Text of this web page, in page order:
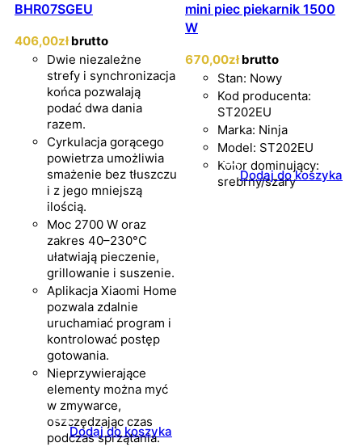
BHR07SGEU
406,00zł brutto
Dwie niezależne
strefy i synchronizacja
końca pozwalają
podać dwa dania
razem.
Cyrkulacja gorącego
powietrza umożliwia
smażenie bez tłuszczu
i z jego mniejszą
ilością.
Moc 2700 W oraz
zakres 40–230°C
ułatwiają pieczenie,
grillowanie i suszenie.
Aplikacja Xiaomi Home
pozwala zdalnie
uruchamiać program i
kontrolować postęp
gotowania.
Nieprzywierające
elementy można myć
w zmywarce,
oszczędzając czas
podczas sprzątania.
Dodaj do koszyka
mini piec piekarnik 1500
W
670,00zł brutto
Stan: Nowy
Kod producenta:
ST202EU
Marka: Ninja
Model: ST202EU
Kolor dominujący:
srebrny/szary
Dodaj do koszyka